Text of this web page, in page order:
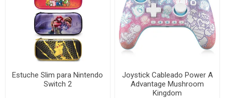
Estuche Slim para Nintendo
Switch 2
Joystick Cableado Power A
Advantage Mushroom
Kingdom